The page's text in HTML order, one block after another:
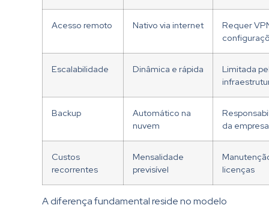
Acesso remoto Nativo via internet
Requer
Escalabilidade Dinâmica e rápida
Limitada
Backup
Automático na
nuvem
da empresa
Custos
recorrentes
Mensalidade
previsível
licenças
A diferença fundamental reside no modelo